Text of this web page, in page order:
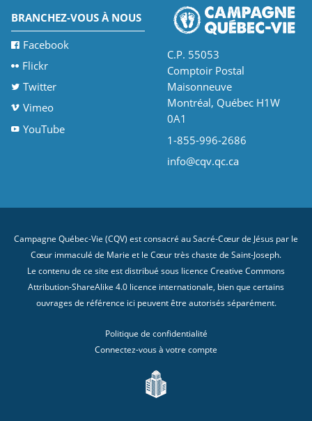
BRANCHEZ-VOUS À NOUS
Facebook
Flickr
Twitter
Vimeo
YouTube
C.P. 55053
Comptoir Postal
Maisonneuve
Montréal, Québec H1W
0A1
1-855-996-2686
info@cqv.qc.ca
Campagne Québec-Vie (CQV) est consacré au Sacré-Cœur de Jésus par le
Cœur immaculé de Marie et le Cœur très chaste de Saint-Joseph.
Le contenu de ce site est distribué sous licence Creative Commons
Attribution-ShareAlike 4.0 licence internationale, bien que certains
ouvrages de référence ici peuvent être autorisés séparément.
Politique de confidentialité
Connectez-vous à votre compte